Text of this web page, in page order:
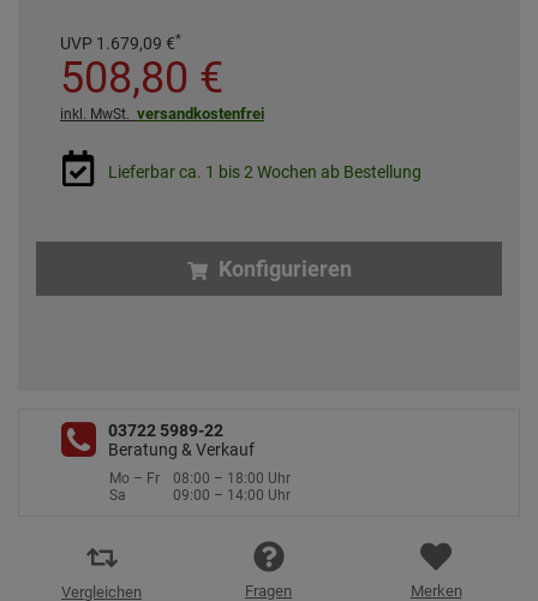
UVP 1.679,09 €*
508,80 €
inkl. MwSt. versandkostenfrei
Lieferbar ca. 1 bis 2 Wochen ab Bestellung
Konfigurieren
03722 5989-22
Beratung & Verkauf
Mo – Fr
08:00 – 18:00 Uhr
Sa
09:00 – 14:00 Uhr
Vergleichen Fragen Merken